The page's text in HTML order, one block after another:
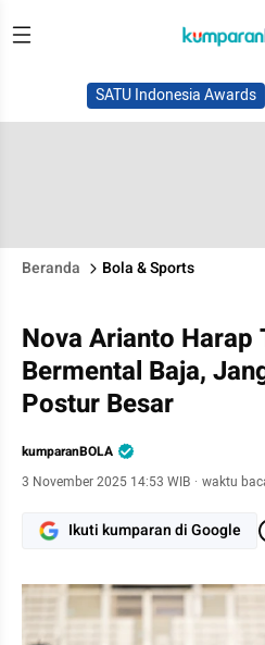
SATU Indonesia Awards
Beranda Bola & Sports
Nova Arianto Harap
Bermental Baja,
Postur Besar
kumparanBOLA
3 November 2025 14:53 WIB · waktu
Ikuti kumparan di Google